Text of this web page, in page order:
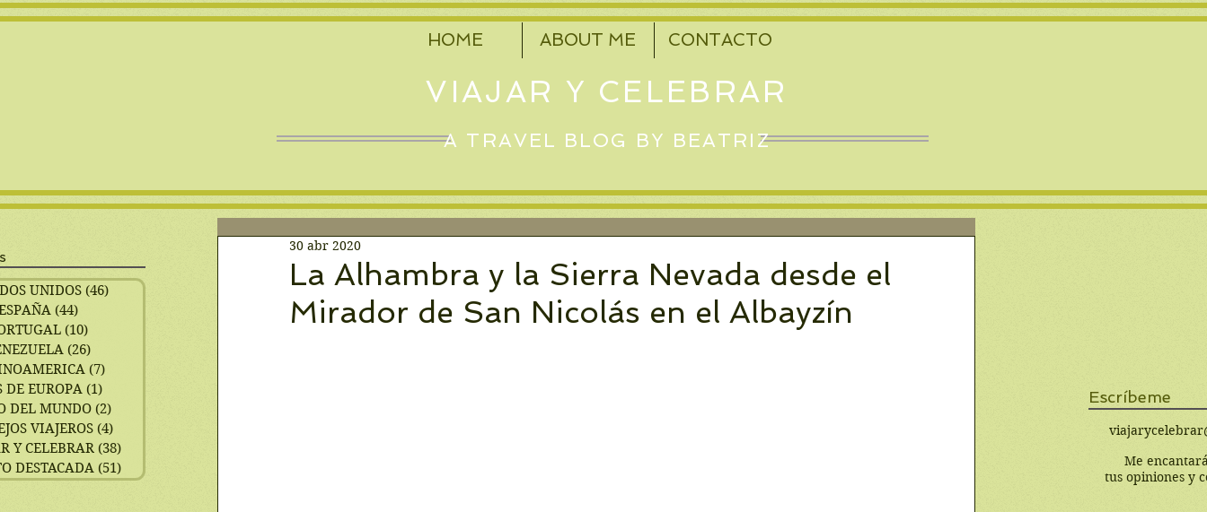
VIAJAR Y CELEBRAR
A TRAVEL BLOG BY BEATRIZ
HOME ABOUT ME CONTACTO
La Alhambra y la Sierra Nevada desde el
Mirador de San Nicolás en el Albayzín
30 abr 2020
Escríbeme
Me
tus opiniones y
UNIDOS (46) 46 entradas
(44)44 entradas
(10)10 entradas
(26)
(7)7 entradas
DE EUROPA (1)
DEL MUNDO (2)
VIAJEROS (4)
Y CELEBRAR (38)38 entradas
DESTACADA (51)